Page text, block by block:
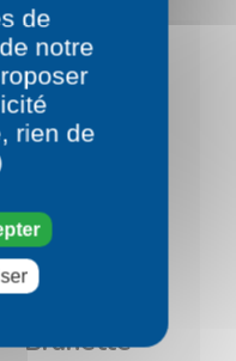
Pokémon
Branette
de
notre
rien de